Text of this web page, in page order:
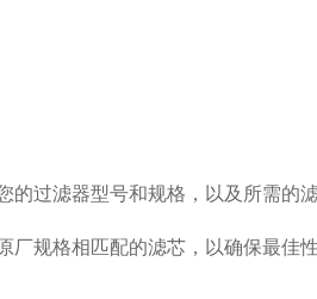
滤器型号和规格，以及所需的滤
规格相匹配的滤芯，以确保最佳性